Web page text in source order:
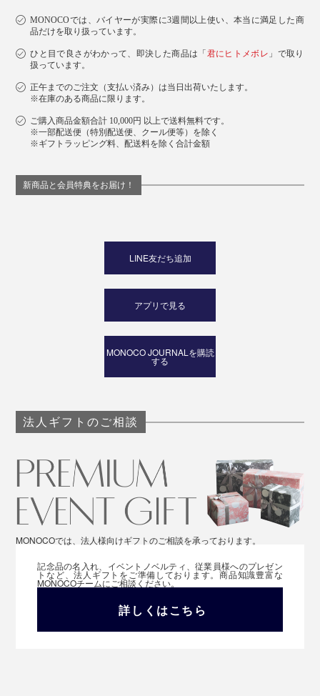
デスクスタンド
チャージリング」を装着
オフィスや在宅でのデスクワークで、iPhoneとパソコン
普通にデスク上に置いて使っても快適ですが、目線を高
くして設置したい方におすすめしたいのが、付属のプレ
MONOCOでは、バイヤーが実際に3週間以上使い、本当に満足した商
品だけを取り扱っています。
ひと目で良さがわかって、即決した商品は「君にヒトメボレ 」で取り
扱っています。
正午までのご注文（支払い済み）は当日出荷いたします。
※在庫のある商品に限ります。
ご購入商品金額合計 10,000円 以上で送料無料です。
※一部配送便（特別配送便、クール便等）を除く
※ギフトラッピング料、配送料を除く合計金額
新商品と会員特典をお届け！
LINE友だち追加
アプリで見る
MONOCO JOURNALを購読
する
法人ギフトのご相談
MONOCOでは、法人様向けギフトのご相談を承っております。
記念品の名入れ、イベントノベルティ、従業員様へのプレゼン
トなど、法人ギフトをご準備しております。商品知識豊富な
MONOCOチームにご相談ください。
詳しくはこちら